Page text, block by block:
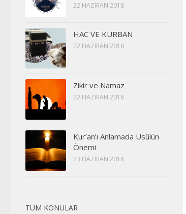
22 HAZIRAN 2018
HAC VE KURBAN
22 HAZIRAN 2018
Zikir ve Namaz
22 HAZIRAN 2018
Kur’an’ı Anlamada Usûlün
Önemi
23 HAZIRAN 2018
TÜM KONULAR